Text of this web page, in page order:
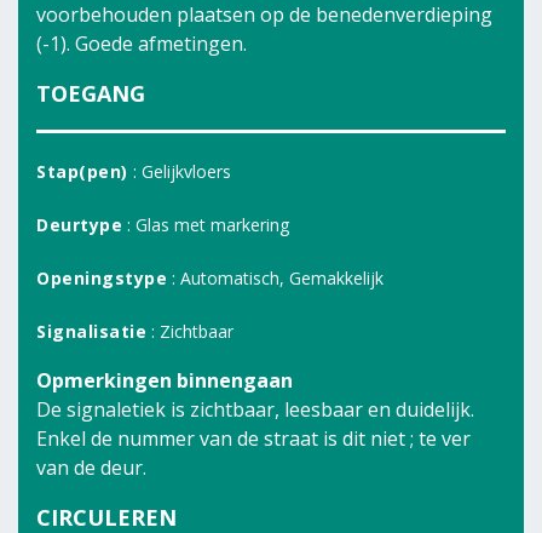
voorbehouden plaatsen op de benedenverdieping
(-1). Goede afmetingen.
TOEGANG
Stap(pen) : Gelijkvloers
Deurtype : Glas met markering
Openingstype : Automatisch, Gemakkelijk
Signalisatie : Zichtbaar
Opmerkingen binnengaan
De signaletiek is zichtbaar, leesbaar en duidelijk.
Enkel de nummer van de straat is dit niet ; te ver
van de deur.
CIRCULEREN